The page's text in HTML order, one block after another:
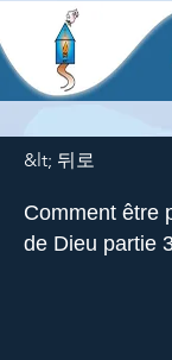
&lt; 뒤로
Comment être
de Dieu partie